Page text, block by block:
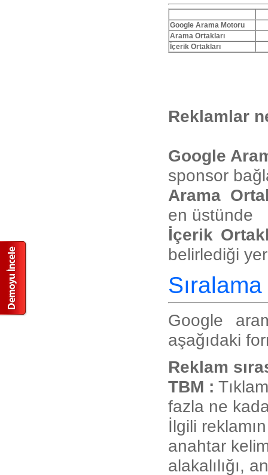
Google Arama Motoru
Arama Ortakları
İçerik Ortakları
Reklamlar
Google
sponsor
Arama
en üstünde
İçerik
belirlediği
Sıralama
Google
aşağıdaki
Reklam
TBM :
fazla ne
İlgili
anahtar
alakalılığı,